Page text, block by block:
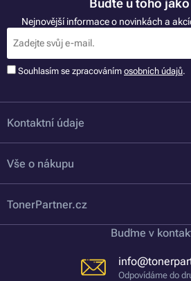
Buďte u toho
Nejnovější informace o novinkách a
Souhlasím se zpracováním osobních údajů.
Kontaktní údaje
Vše o nákupu
TonerPartner.cz
Buďme v
Odpovídáme do